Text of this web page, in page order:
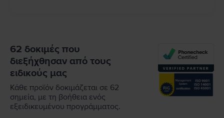
62 δοκιμές που
διεξήχθησαν από τους
ειδικούς μας
Κάθε προϊόν δοκιμάζεται σε 62
σημεία, με τη βοήθεια ενός
εξειδικευμένου προγράμματος.